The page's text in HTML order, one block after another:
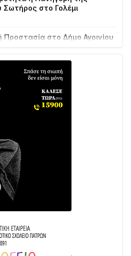
οχήματα
που κυκλοφορεί
εκχώρηση των νερών
που κυκλοφορεί
ΣΥΝΑΓΕΡΜΟΣ ΣΤΗΝ
ΣΤΟΝ ΑΓΙΟ ΗΛΙΑ ΠΡΙΝ ΤΗ
στο Λυγιά Ναυπάκτου